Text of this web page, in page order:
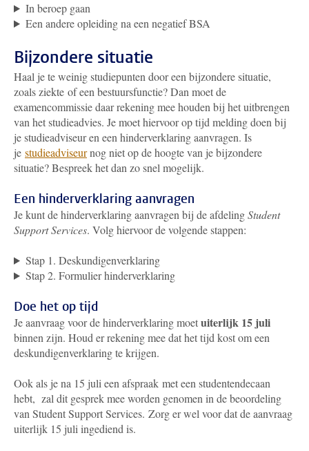
In beroep gaan
Een andere opleiding na een negatief BSA
Bijzondere situatie
Haal je te weinig studiepunten door een bijzondere situatie,
zoals ziekte of een bestuursfunctie? Dan moet de
examencommissie daar rekening mee houden bij het uitbrengen
van het studieadvies. Je moet hiervoor op tijd melding doen bij
je studieadviseur en een hinderverklaring aanvragen. Is
je studieadviseurnog niet op de hoogte van je bijzondere
situatie? Bespreek het dan zo snel mogelijk.
Een hinderverklaring aanvragen
Je kunt de hinderverklaring aanvragen bij de afdelingStudent
Support Services. Volg hiervoor de volgende stappen:
Stap 1. Deskundigenverklaring
Stap 2. Formulier hinderverklaring
Doe het op tijd
Je aanvraag voor de hinderverklaring moetuiterlijk 15 juli
binnen zijn. Houd er rekening mee dat het tijd kost om een
deskundigenverklaring te krijgen.
Ook als je na 15 juli een afspraak met een studentendecaan
hebt, zal dit gesprek mee worden genomen in de beoordeling
van Student Support Services. Zorg er wel voor dat de aanvraag
uiterlijk 15 juli ingediend is.